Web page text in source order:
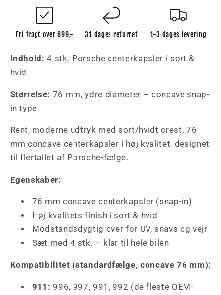
Sort
&amp;
Hvid
76mm
Hvid
76mm
Fri fragt over 699,- 31 dages returret 1-3 dages levering
Indhold: 4 stk. Porsche centerkapsler i sort &
hvid
Størrelse: 76 mm, ydre diameter – concave snap-
in type
Rent, moderne udtryk med sort/hvidt crest. 76
mm concave centerkapsler i høj kvalitet, designet
til flertallet af Porsche-fælge.
Egenskaber:
76 mm concave centerkapsler (snap-in)
Høj kvalitets finish i sort & hvid
Modstandsdygtig over for UV, snavs og vejr
Sæt med 4 stk. – klar til hele bilen
Kompatibilitet (standardfælge, concave 76 mm):
911: 996, 997, 991, 992 (de fleste OEM-